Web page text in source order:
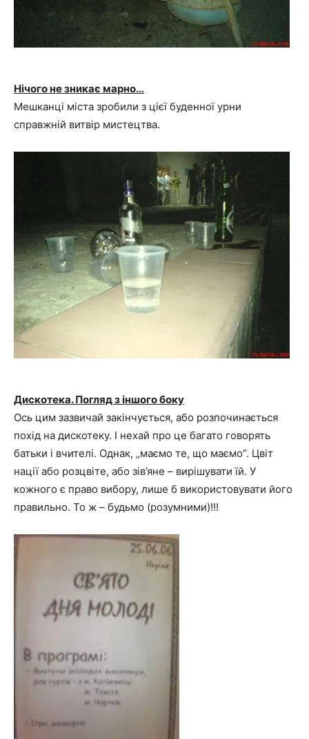
Нічого не зникає марно…
Мешканці міста зробили з цієї буденної урни
справжній витвір мистецтва.
Дискотека. Погляд з іншого боку
Ось цим зазвичай закінчується, або розпочинається
похід на дискотеку. І нехай про це багато говорять
батьки і вчителі. Однак, „маємо те, що маємо”. Цвіт
нації або розцвіте, або зів’яне – вирішувати їй. У
кожного є право вибору, лише б використовувати його
правильно. То ж – будьмо (розумними)!!!